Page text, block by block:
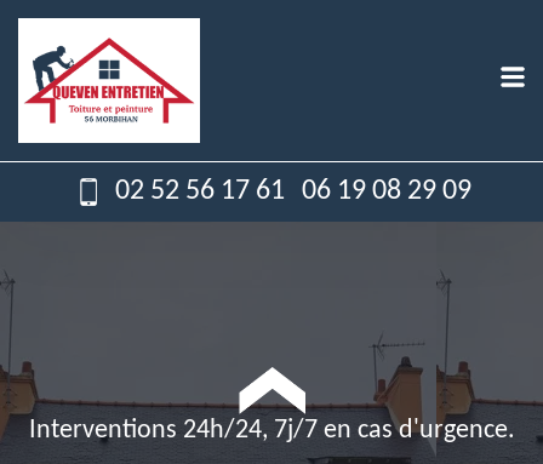
02 52 56 17 61 06 19 08 29 09
Interventions 24h/24, 7j/7 en cas d'urgence.